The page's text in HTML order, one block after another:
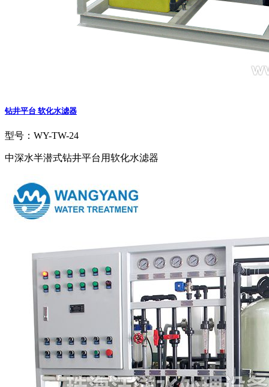
钻井平台 软化水滤器
型号：WY-TW-24
中深水半潜式钻井平台用软化水滤器